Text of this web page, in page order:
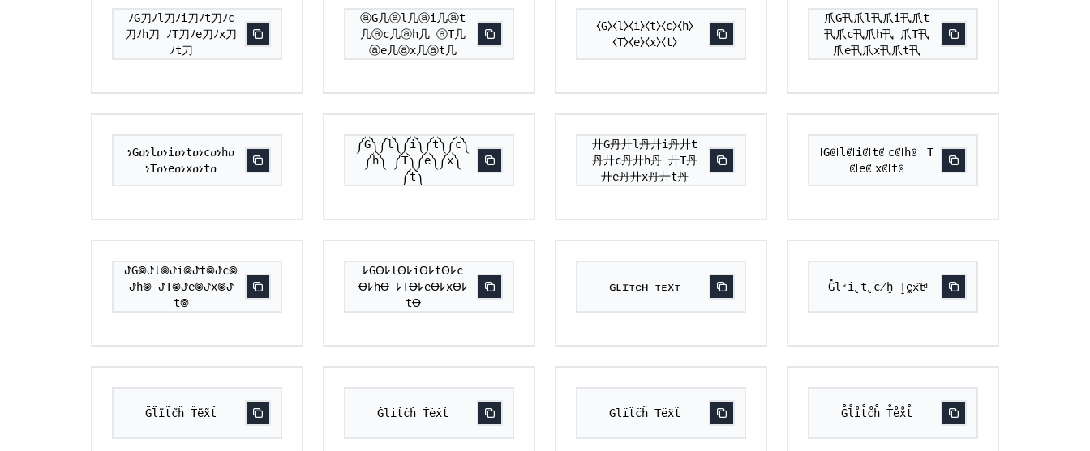
ﾉG刀ﾉl刀ﾉi刀ﾉt刀ﾉc
刀ﾉh刀 ﾉT刀ﾉe刀ﾉx刀
ﾉt刀
ⓐG几ⓐl几ⓐi几ⓐt
几ⓐc几ⓐh几 ⓐT几
ⓐe几ⓐx几ⓐt几
⧼G⧽⧼l⧽⧼i⧽⧼t⧽⧼c⧽⧼h⧽
⧼T⧽⧼e⧽⧼x⧽⧼t⧽
爪G卂爪l卂爪i卂爪t
卂爪c卂爪h卂 爪T卂
爪e卂爪x卂爪t卂
ነGዐነlዐነiዐነtዐነcዐነhዐ
ነTዐነeዐነxዐነtዐ
༼G༽༼l༽༼i༽༼t༽༼c༽
༼h༽ ༼T༽༼e༽༼x༽
༼t༽
廾G丹廾l丹廾i丹廾t
丹廾c丹廾h丹 廾T丹
廾e丹廾x丹廾t丹
꒐Gꏳ꒐lꏳ꒐iꏳ꒐tꏳ꒐cꏳ꒐hꏳ ꒐T
ꏳ꒐eꏳ꒐xꏳ꒐tꏳ
ꚠG𖣠ꚠl𖣠ꚠi𖣠ꚠt𖣠ꚠc𖣠
ꚠh𖣠 ꚠT𖣠ꚠe𖣠ꚠx𖣠ꚠ
t𖣠
𐌋GꝊ𐌋lꝊ𐌋iꝊ𐌋tꝊ𐌋c
Ꝋ𐌋hꝊ 𐌋TꝊ𐌋eꝊ𐌋xꝊ𐌋
tꝊ
ɢʟɪᴛᴄʜ ᴛᴇxᴛ G̽l̛i̢t̢c̸h̠ T̝e̼x͂tͩ
G̃l̃ĩt̃c̃h̃ T̃ẽx̃t̃ Ġl̇i̇ṫċḣ Ṫėẋṫ G̈l̈ïẗc̈ḧ T̈ëẍẗ G̊l̊i̊t̊c̊h̊ T̊e̊x̊t̊